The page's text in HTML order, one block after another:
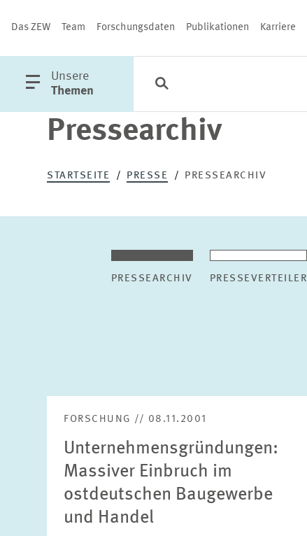
Das ZEW Team Forschungsdaten Publikationen Karriere
öffne
Hauptmenü
Unsere
Themen
Kategorien
Schließen
Pressearchiv
STARTSEITE PRESSE PRESSEARCHIV
PRESSEARCHIV PRESSEVERTEILER
FORSCHUNG // 08.11.2001
Unternehmensgründungen:
Massiver Einbruch im
ostdeutschen Baugewerbe
und Handel